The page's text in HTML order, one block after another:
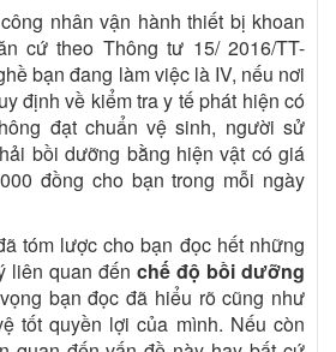
nhân vận hành thiết bị khoan
cứ theo Thông tư 15/ 2016/TT-
bạn đang làm việc là IV, nếu nơi
định về kiểm tra y tế phát hiện có
đạt chuẩn vệ sinh, người sử
bồi dưỡng bằng hiện vật có giá
đồng cho bạn trong mỗi ngày
tóm lược cho bạn đọc hết những
liên quan đến chế độ bồi dưỡng
bạn đọc đã hiểu rõ cũng như
tốt quyền lợi của mình. Nếu còn